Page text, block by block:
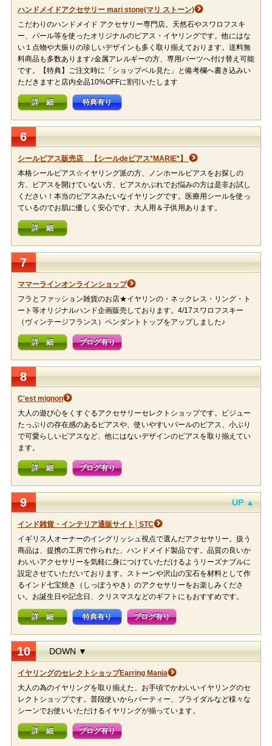
ハンドメイドアクセサリー mari stone(マリ ストーン)
こだわりのハンドメイド アクセサリー専門店。天然石やスワロフスキ
ー、パール等を使ったオリジナルのピアス・イヤリングです。他にはな
い１点物や大振りの珍しいデザインも多く取り揃えております。送料無
料商品も多数あります♪金属アレルギーの方、専用パーツへ付け替え可能
です。【特典】ご注文時に「ショップベル見た」と備考欄へ書き込みい
ただきますと店内全品10%OFFに割引いたします
詳 細 特典有り
6
シールピアス販売店 【シールdeピアス*MARIE*】
本格シールピアス☆イヤリング派の方、ノンホールピアスをお探しの
方、ピアスを開けていない方、ピアスかぶれでお悩みの方は是非お試し
ください！本当のピアスみたいなイヤリングです。医療用シールを使っ
ているのでお肌に優しく安心です。大人用＆子供用あります。
詳 細
7
ママーラインオンラインショップ
フラとファッション雑貨のお店★イヤリンの・ネックレス・リング・ト
ート等オリジナルハンド企画販売しております。4/17スワロフスキー
（ヴィンテージフランス）ペンダントトップをアップしました♪
詳 細 ブログ有り
8
C'est mignon
大人の遊び心をくすぐるアクセサリーセレクトショップです。ビジュー
たっぷりの存在感のあるピアスや、使いやすいパールのピアス、小ぶり
で可愛らしいピアスなど、他にはないデザインのピアスを取り揃えてい
ます。
詳 細 ブログ有り
9 UP ▲
インド雑貨・インテリア通販サイト│STC
イギリス人オーナーのイングリッシュ視点で選んだアクセサリー。扱う
商品は、提携の工房で作られた、ハンドメイド製品です。品質の良いか
わいいアクセサリーを気軽に身につけていただけるようリーズナブルに
設定させていただいております。ストーンや沢山の宝石を材料として作
るインド七宝焼き（しっぽうやき）のアクセサリーをお楽しみくださ
い。お誕生日や記念日、クリスマスなどのギフトにもおすすめです。
詳 細 特典有り ブログ有り
10 DOWN ▼
イヤリングのセレクトショップEarring Mania
大人の為のイヤリングを取り揃えた、お手頃でかわいいイヤリングのセ
レクトショップです。普段使いからパーティー、ブライダルなど様々な
シーンでお使いいただけるイヤリングが揃っています。
詳 細 ブログ有り